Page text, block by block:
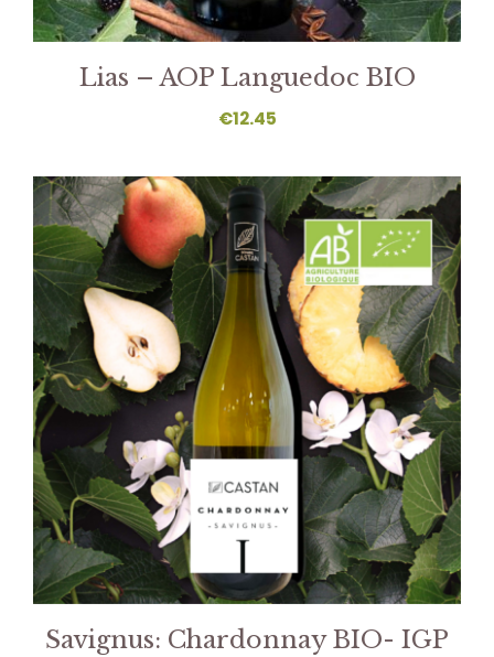
Lias – AOP Languedoc BIO
€12.45
Savignus: Chardonnay BIO- IGP